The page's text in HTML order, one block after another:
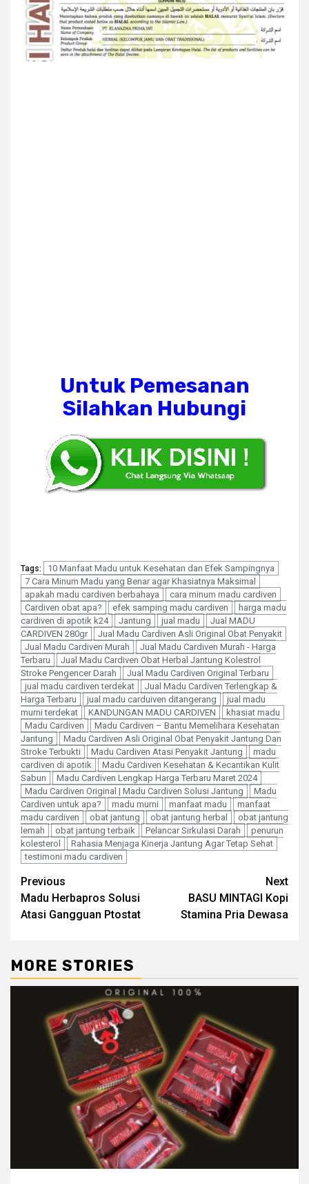
Untuk Pemesanan
Silahkan Hubungi
Tags:
10 Manfaat Madu untuk Kesehatan dan Efek Sampingnya
7 Cara Minum Madu yang Benar agar Khasiatnya Maksimal
apakah madu cardiven berbahaya
cara minum madu cardiven
Cardiven obat apa?
efek samping madu cardiven
harga madu
cardiven di apotik k24
Jantung jual madu
Jual MADU
CARDIVEN 280gr
Jual Madu Cardiven Asli Original Obat Penyakit
Jual Madu Cardiven Murah
Jual Madu Cardiven Murah - Harga
Terbaru
Jual Madu Cardiven Obat Herbal Jantung Kolestrol
Stroke Pengencer Darah
Jual Madu Cardiven Original Terbaru
jual madu cardiven terdekat
Jual Madu Cardiven Terlengkap &
Harga Terbaru
jual madu carduiven ditangerang
jual madu
murni terdekat
KANDUNGAN MADU CARDIVEN
khasiat madu
Madu Cardiven
Madu Cardiven – Bantu Memelihara Kesehatan
Jantung
Madu Cardiven Asli Original Obat Penyakit Jantung Dan
Stroke Terbukti
Madu Cardiven Atasi Penyakit Jantung
madu
cardiven di apotik
Madu Cardiven Kesehatan & Kecantikan Kulit
Sabun
Madu Cardiven Lengkap Harga Terbaru Maret 2024
Madu Cardiven Original | Madu Cardiven Solusi Jantung
Madu
Cardiven untuk apa?
madu murni manfaat madu
manfaat
madu cardiven
obat jantung obat jantung herbal
obat jantung
lemah
obat jantung terbaik Pelancar Sirkulasi Darah
penurun
kolesterol
Rahasia Menjaga Kinerja Jantung Agar Tetap Sehat
testimoni madu cardiven
Post
navigation
Previous
Madu Herbapros Solusi
Atasi Gangguan Ptostat
Next
BASU MINTAGI Kopi
Stamina Pria Dewasa
MORE STORIES